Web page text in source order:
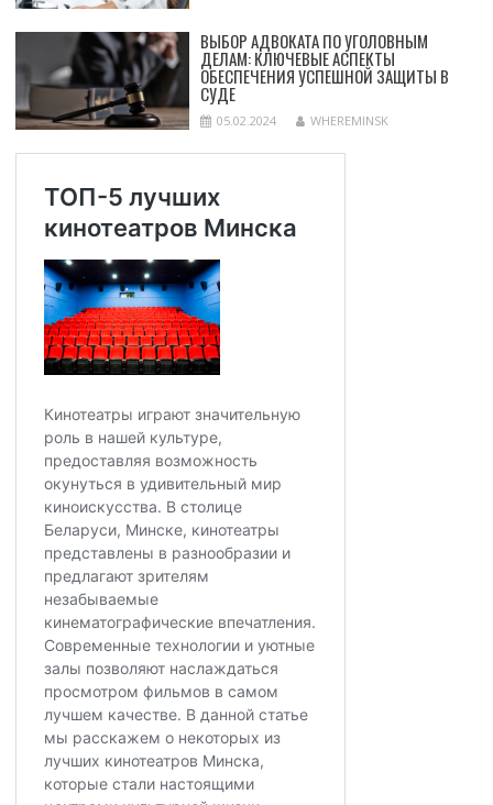
ВЫБОР АДВОКАТА ПО УГОЛОВНЫМ
ДЕЛАМ: КЛЮЧЕВЫЕ АСПЕКТЫ
ОБЕСПЕЧЕНИЯ УСПЕШНОЙ ЗАЩИТЫ В
СУДЕ
05.02.2024 WHEREMINSK